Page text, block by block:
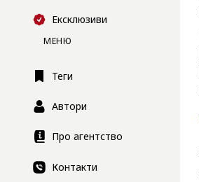
Ексклюзиви
МЕНЮ
Теги
Автори
Про агентство
Контакти